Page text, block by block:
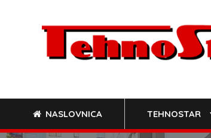
NASLOVNICA TEHNOSTAR